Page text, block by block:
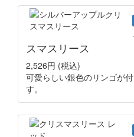
スマスリース
2,526円 (税込)
可愛らしい銀色のリンゴが
す。